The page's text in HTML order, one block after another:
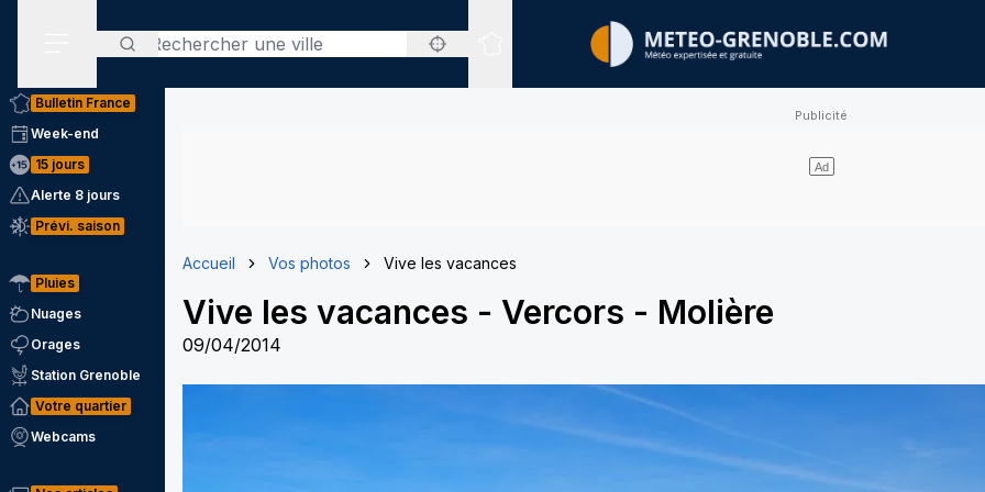
Rechercher
Sites expertisés
Bulletin France
Week-end
15 jours
Alerte 8 jours
Prévi. saison
Pluies
Nuages
Orages
Station Grenoble
Votre quartier
Webcams
Accueil Vos photos Vive les vacances
Vive les vacances - Vercors - Molière
09/04/2014